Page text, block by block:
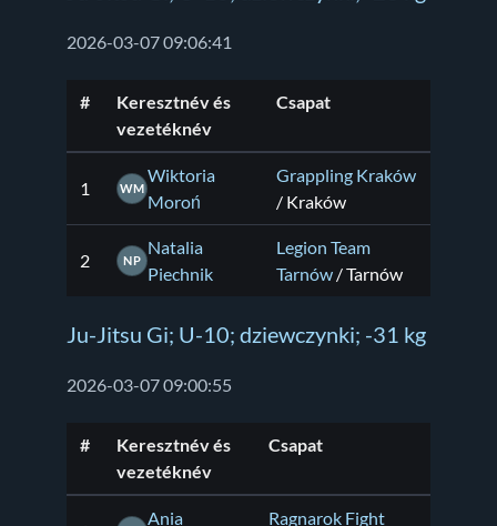
2026-03-07 09:06:41
#
Keresztnév és
vezetéknév
Csapat
1 WM
Wiktoria
Moroń
Grappling Kraków
/ Kraków
2 NP
Natalia
Piechnik
Legion Team
Tarnów / Tarnów
Ju-Jitsu Gi; U-10; dziewczynki; -31 kg
2026-03-07 09:00:55
#
Keresztnév és
vezetéknév
Csapat
Ania
Ragnarok Fight